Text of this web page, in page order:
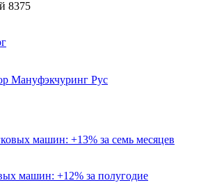
8375
Мануфэкчуринг Рус
машин: +13% за семь месяцев
машин: +12% за полугодие